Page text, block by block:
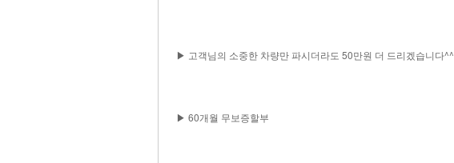
▶ 고객님의 소중한 차량만 파시더라도 50만원 더 드리겠습니다^^
▶ 60개월 무보증할부